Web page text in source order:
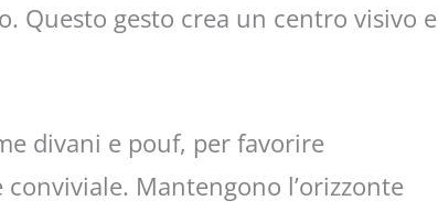
Questo gesto crea un centro visivo e
divani e pouf, per favorire
conviviale. Mantengono l’orizzonte